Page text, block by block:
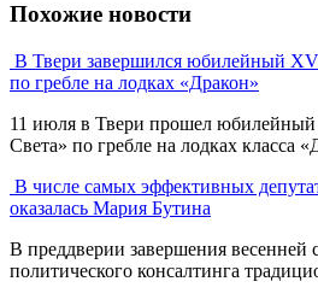
Похожие новости
В Твери завершился юбилейный XV
по гребле на лодках «Дракон»
11 июля в Твери прошел
Света» по гребле на лодках класса
В числе самых эффективных
оказалась Мария Бутина
В преддверии завершения весенней
политического консалтинга